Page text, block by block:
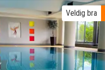
Veldig bra